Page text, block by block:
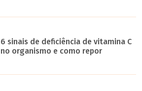
6 sinais de deficiência de vitamina C
no organismo e como repor